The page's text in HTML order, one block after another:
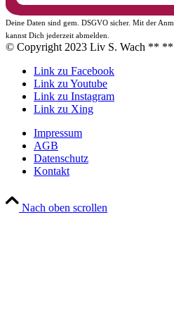
Deine Daten sind gem. DSGVO sicher. Mit der
kannst Dich jederzeit abmelden.
© Copyright 2023 Liv S. Wach ** **
Link zu Facebook
Link zu Youtube
Link zu Instagram
Link zu Xing
Impressum
AGB
Datenschutz
Kontakt
Nach oben scrollen